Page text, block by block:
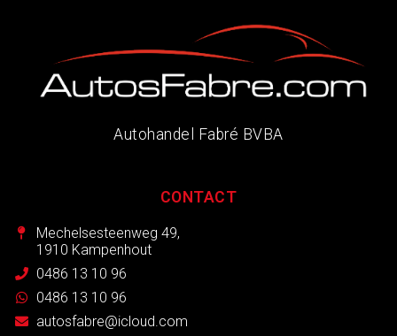
Autohandel Fabré BVBA
CONTACT
Mechelsesteenweg 49,
1910 Kampenhout
0486 13 10 96
0486 13 10 96
autosfabre@icloud.com